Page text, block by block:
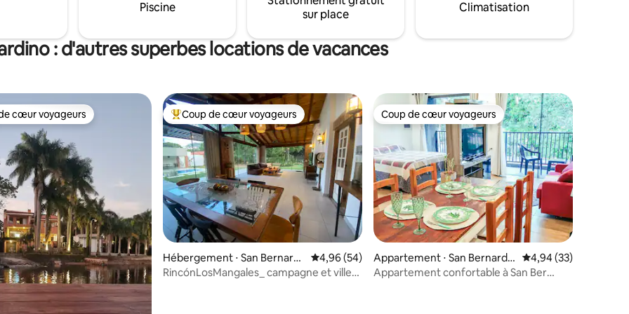
dans les chambres, TV 65", place pour
Piscine
sur place
Climatisation
: d'autres superbes locations de vacances
la base de 66 commentaires : 4,98 sur 5
cœur voyageurs les plus appréciés
cœur voyageurs Coups de cœur voyageurs les plus appréciés
Coup de cœur voyageurs
Hébergement ⋅ San Bernardi
no
Évaluation moyenne sur la base de 54 commentaires : 4,96 sur 5
4,96 (54)
RincónLosMangales_ campagne et ville
Coup de cœur voyageurs
Coup de cœur voyageurs
Appartement ⋅ San Bernardin
o
Évaluation moyenne
4,94 (33)
Appartement confortable à San Ber